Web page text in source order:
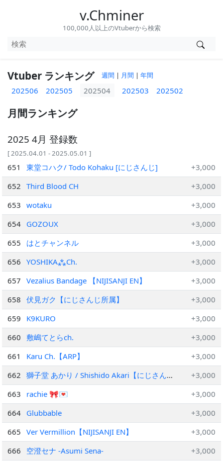
v.Chminer
100,000人以上のVtuberから検索
Vtuber ランキング 週間 | 月間 | 年間
202506 202505 202504 202503 202502
月間ランキング
2025 4月 登録数
[ 2025.04.01 - 2025.05.01 ]
651 東堂コハク/ Todo Kohaku [にじさんじ]
+3,000
652
Third Blood CH
+3,000
653
wotaku
+3,000
654 GOZOUX
+3,000
655
はとチャンネル
+3,000
656
YOSHIKA⁂Ch.
+3,000
657
Vezalius Bandage 【NIJISANJI EN】
+3,000
658
伏見ガク【にじさんじ所属】
+3,000
659
K9KURO
+3,000
660
敷嶋てとらch.
+3,000
661
Karu Ch.【ARP】
+3,000
662
獅子堂 あかり / Shishido Akari【にじさん
じ】
+3,000
663
rachie 🎀💌
+3,000
664 Glubbable
+3,000
665
Ver Vermillion【NIJISANJI EN】
+3,000
666
空澄セナ -Asumi Sena-
+3,000